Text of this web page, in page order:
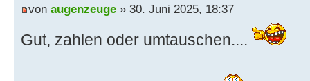
von augenzeuge » 30. Juni 2025, 18:37
Gut, zahlen oder umtauschen....